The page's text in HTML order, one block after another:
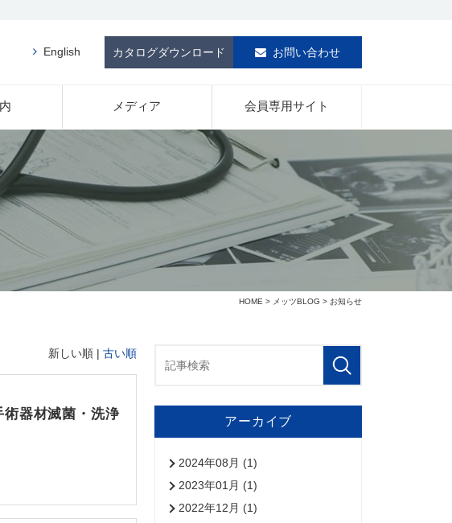
カタログダウンロード お問い合わせ
English
メディア 会員専用サイト
HOME > メッツBLOG > お知らせ
新しい順 | 古い順
器材滅菌・洗浄
アーカイブ
2024年08月 (1)
2023年01月 (1)
2022年12月 (1)